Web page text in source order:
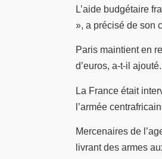
L’aide budgétaire
», a précisé de son
Paris maintient en
d’euros, a-t-il ajouté.
La France était
l’armée
Mercenaires de
livrant des armes